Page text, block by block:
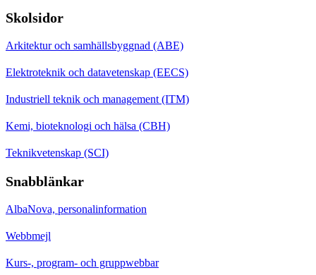
Skolsidor
Arkitektur och samhällsbyggnad (ABE)
Elektroteknik och datavetenskap (EECS)
Industriell teknik och management (ITM)
Kemi, bioteknologi och hälsa (CBH)
Teknikvetenskap (SCI)
Snabblänkar
AlbaNova, personalinformation
Webbmejl
Kurs-, program- och gruppwebbar